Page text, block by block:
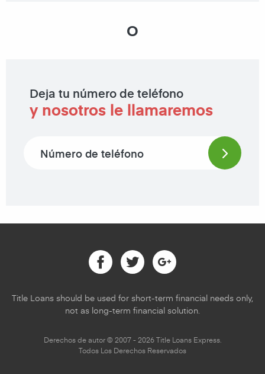
O
Deja tu número de teléfono
y nosotros le llamaremos
Facebook
TwitterGoogle
Title Loans should be used for short-term financial needs only,
not as long-term financial solution.
Derechos de autor © 2007 - 2026 Title Loans Express.
Todos Los Derechos Reservados